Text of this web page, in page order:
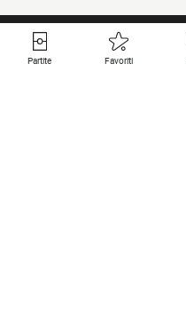
Partite Favoriti